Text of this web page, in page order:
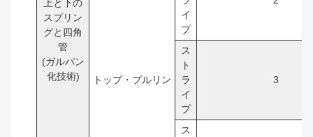
上と下の
スプリン
グと四角
管
(ガルバン
化技術)
トップ・プルリン
イ
プ
ス
ト
ラ
イ
プ
3
ス